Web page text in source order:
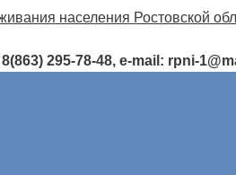
295-78-48, e-mail: rpni-